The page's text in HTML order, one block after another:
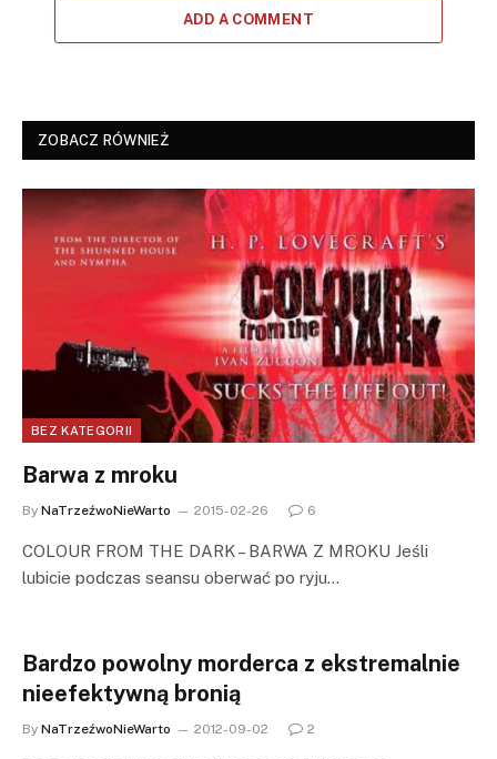
ADD A COMMENT
ZOBACZ RÓWNIEŻ
BEZ KATEGORII
Barwa z mroku
By NaTrzeźwoNieWarto 2015-02-26 6
COLOUR FROM THE DARK – BARWA Z MROKU Jeśli
lubicie podczas seansu oberwać po ryju…
Bardzo powolny morderca z ekstremalnie
nieefektywną bronią
By NaTrzeźwoNieWarto 2012-09-02 2